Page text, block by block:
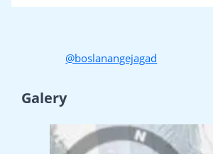
@boslanangejagad
Galery